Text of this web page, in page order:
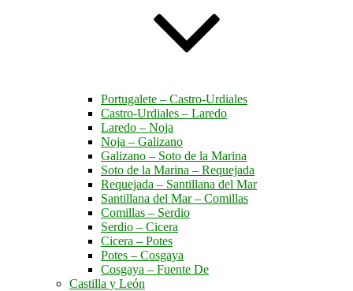
Portugalete – Castro-Urdiales
Castro-Urdiales – Laredo
Laredo – Noja
Noja – Galizano
Galizano – Soto de la Marina
Soto de la Marina – Requejada
Requejada – Santillana del Mar
Santillana del Mar – Comillas
Comillas – Serdio
Serdio – Cicera
Cicera – Potes
Potes – Cosgaya
Cosgaya – Fuente De
Castilla y León